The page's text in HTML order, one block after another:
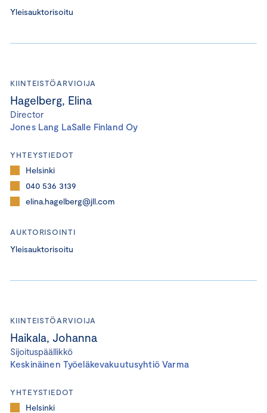
Yleisauktorisoitu
KIINTEISTÖARVIOIJA
Hagelberg, Elina
Director
Jones Lang LaSalle Finland Oy
YHTEYSTIEDOT
Helsinki
040 536 3139
elina.hagelberg@jll.com
AUKTORISOINTI
Yleisauktorisoitu
KIINTEISTÖARVIOIJA
Haikala, Johanna
Sijoituspäällikkö
Keskinäinen Työeläkevakuutusyhtiö Varma
YHTEYSTIEDOT
Helsinki